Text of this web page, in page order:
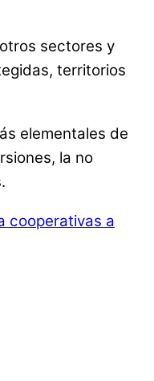
sectores y
territorios
elementales de
la no
cooperativas a